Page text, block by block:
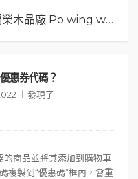
寶榮木品廠 Po wing wood
惠券代碼？
上發現了
商品並將其添加到購物車
複製到“優惠碼”框內，會重